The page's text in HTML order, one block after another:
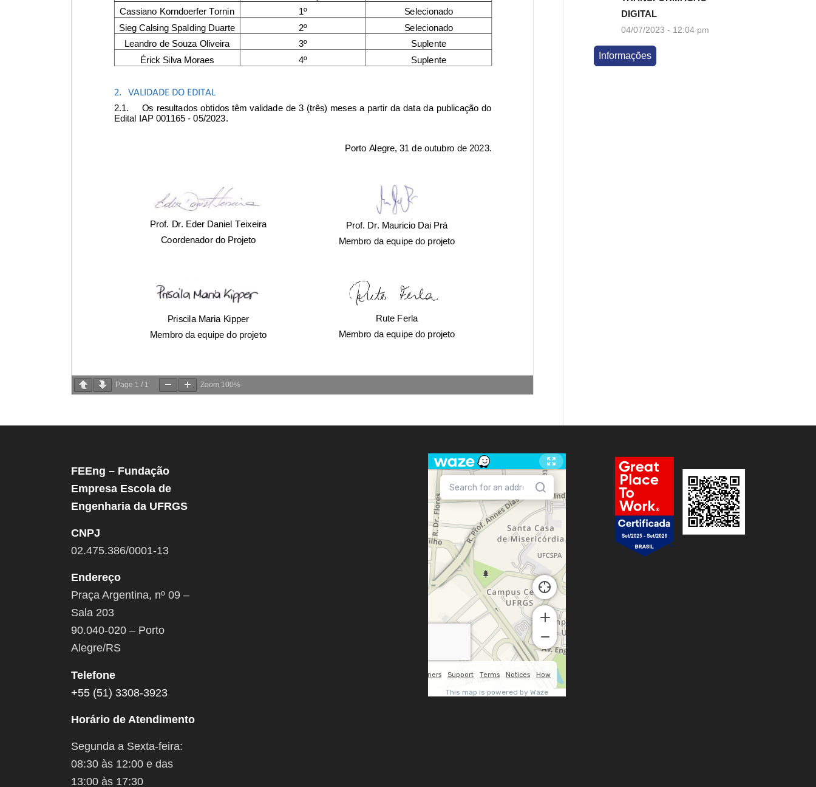
Page 1 / 1 Zoom 100%
DIGITAL
04/07/2023 - 12:04 pm
Informações
FEEng – Fundação
Empresa Escola de
Engenharia da UFRGS
CNPJ
02.475.386/0001-13
Endereço
Praça Argentina, nº 09 –
Sala 203
90.040-020 – Porto
Alegre/RS
Telefone
+55 (51) 3308-3923
Horário de Atendimento
Segunda a Sexta-feira:
08:30 às 12:00 e das
13:00 às 17:30